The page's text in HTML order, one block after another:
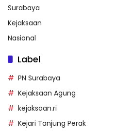
Surabaya
Kejaksaan
Nasional
Label
PN Surabaya
Kejaksaan Agung
kejaksaan.ri
Kejari Tanjung Perak